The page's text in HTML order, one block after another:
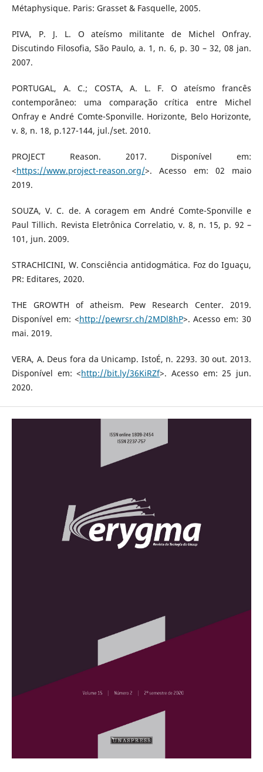
Métaphysique. Paris: Grasset & Fasquelle, 2005.
PIVA, P. J. L. O ateísmo militante de Michel Onfray.
Discutindo Filosofia, São Paulo, a. 1, n. 6, p. 30 – 32, 08 jan.
2007.
PORTUGAL, A. C.; COSTA, A. L. F. O ateísmo francês
contemporâneo: uma comparação crítica entre Michel
Onfray e André Comte-Sponville. Horizonte, Belo Horizonte,
v. 8, n. 18, p.127-144, jul./set. 2010.
PROJECT Reason. 2017. Disponível em:
<https://www.project-reason.org/>. Acesso em: 02 maio
2019.
SOUZA, V. C. de. A coragem em André Comte-Sponville e
Paul Tillich. Revista Eletrônica Correlatio, v. 8, n. 15, p. 92 –
101, jun. 2009.
STRACHICINI, W. Consciência antidogmática. Foz do Iguaçu,
PR: Editares, 2020.
THE GROWTH of atheism. Pew Research Center. 2019.
Disponível em: <http://pewrsr.ch/2MDl8hP>. Acesso em: 30
mai. 2019.
VERA, A. Deus fora da Unicamp. IstoÉ, n. 2293. 30 out. 2013.
Disponível em: <http://bit.ly/36KiRZf>. Acesso em: 25 jun.
2020.